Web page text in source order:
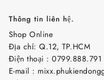
Thông tin liên hệ.
Shop Online
Địa chỉ: Q.12, TP.HCM
Điện thoại : 0799.888.791
E-mail :